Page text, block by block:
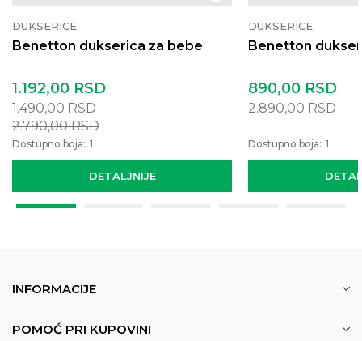
DUKSERICE
Benetton dukserica za bebe
DETALJNIJE
1.192,00 RSD
1.490,00RSD
2.790,00RSD
Dostupno boja: 1
DUKSERICE
Benetton
890,00 RSD
2.890,00RSD
Dostupno boja: 1
INFORMACIJE
POMOĆ PRI KUPOVINI